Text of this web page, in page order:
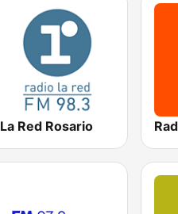
La Red Rosario